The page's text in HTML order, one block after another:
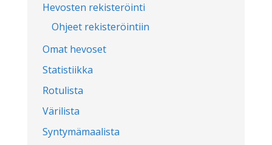
Hevosten rekisteröinti
Ohjeet rekisteröintiin
Omat hevoset
Statistiikka
Rotulista
Värilista
Syntymämaalista